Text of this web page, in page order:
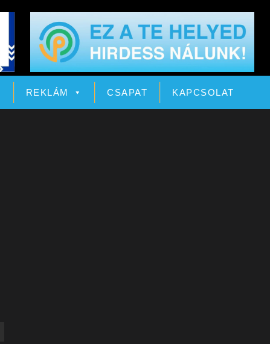
REKLÁM CSAPAT KAPCSOLAT